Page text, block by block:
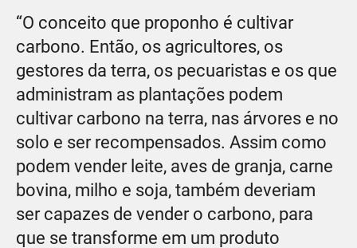
“O conceito que proponho é cultivar
carbono. Então, os agricultores, os
gestores da terra, os pecuaristas e os que
administram as plantações podem
cultivar carbono na terra, nas árvores e no
solo e ser recompensados. Assim como
podem vender leite, aves de granja, carne
bovina, milho e soja, também deveriam
ser capazes de vender o carbono, para
que se transforme em um produto